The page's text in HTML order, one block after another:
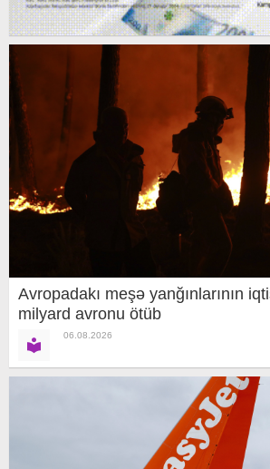
Avropadakı meşə yanğınlarının
milyard avronu ötüb
06.08.2026